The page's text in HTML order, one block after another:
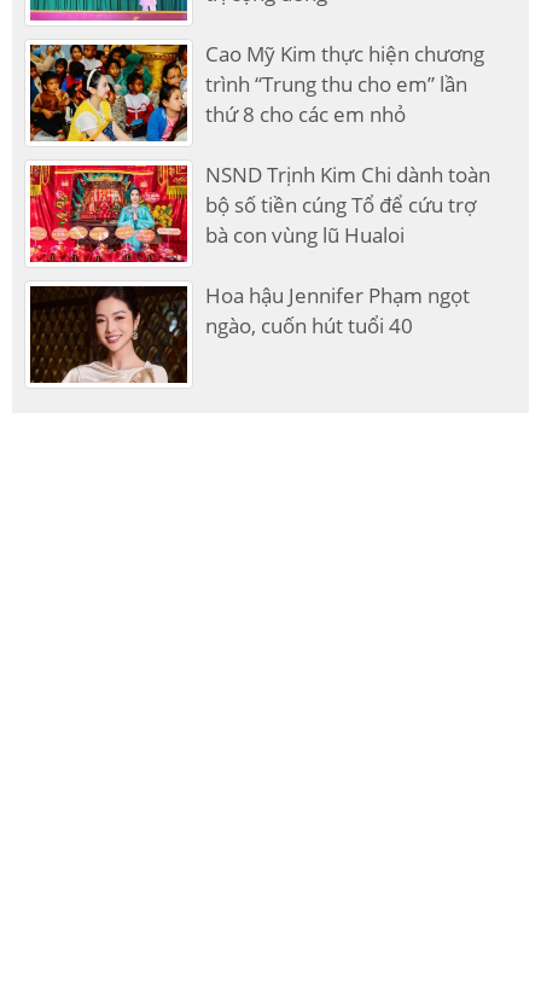
Cao Mỹ Kim thực hiện chương
trình “Trung thu cho em” lần
thứ 8 cho các em nhỏ
NSND Trịnh Kim Chi dành toàn
bộ số tiền cúng Tổ để cứu trợ
bà con vùng lũ Hualoi
Hoa hậu Jennifer Phạm ngọt
ngào, cuốn hút tuổi 40